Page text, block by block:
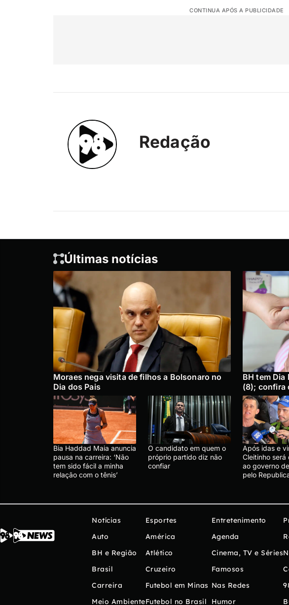
CONTINUA APÓS A PUBLICIDADE
Redação
Últimas notícias
Moraes nega visita de filhos a Bolsonaro no
Dia dos Pais
BH tem
(8); confira
Bia Haddad Maia anuncia
pausa na carreira: ‘Não
tem sido fácil a minha
relação com o tênis’
O candidato em quem o
próprio partido diz não
confiar
Após idas e
Cleitinho
ao governo
pelo
Notícias
Auto
BH e Região
Brasil
Carreira
Meio Ambiente
Esportes
América
Atlético
Cruzeiro
Futebol em Minas
Futebol no Brasil
Entretenimento
Agenda
Cinema, TV e Séries
Famosos
Nas Redes
Humor